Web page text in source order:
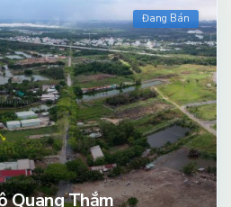
Đang Bán
Quang Thắm